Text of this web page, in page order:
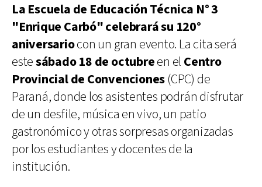
La Escuela de Educación Técnica N° 3
"Enrique Carbó" celebrará su 120°
aniversariocon un gran evento. La cita será
estesábado 18 de octubreen el Centro
Provincial de Convenciones (CPC) de
Paraná, donde los asistentes podrán disfrutar
de un desfile, música en vivo, un patio
gastronómico y otras sorpresas organizadas
por los estudiantes y docentes de la
institución.